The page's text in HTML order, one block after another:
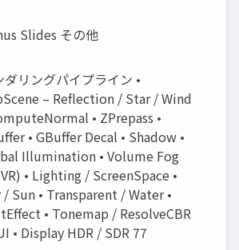
Slides その他
ダリングパイプライン •
– Reflection / Star / Wind
• ZPrepass •
• GBuffer Decal • Shadow •
Illumination • Volume Fog
• Lighting / ScreenSpace •
/ Sun • Transparent / Water •
• Tonemap / ResolveCBR
• Display HDR / SDR 77